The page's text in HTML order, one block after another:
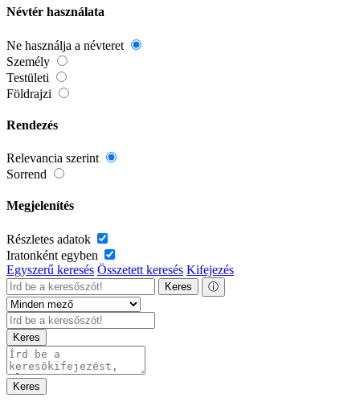
Névtér használata
Ne használja a névteret
Személy
Testületi
Földrajzi
Rendezés
Relevancia szerint
Sorrend
Megjelenítés
Részletes adatok
Iratonként egyben
Egyszerű keresés Összetett keresés Kifejezés
Keres ⓘ
Keres
Keres